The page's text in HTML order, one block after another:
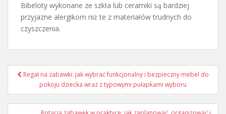
Bibeloty wykonane ze szkła lub ceramiki są bardziej
przyjazne alergikom niż te z materiałów trudnych do
czyszczenia.
Nawigacja
wpisu
Regał na zabawki: jak wybrać funkcjonalny i bezpieczny mebel do
pokoju dziecka wraz z typowymi pułapkami wyboru